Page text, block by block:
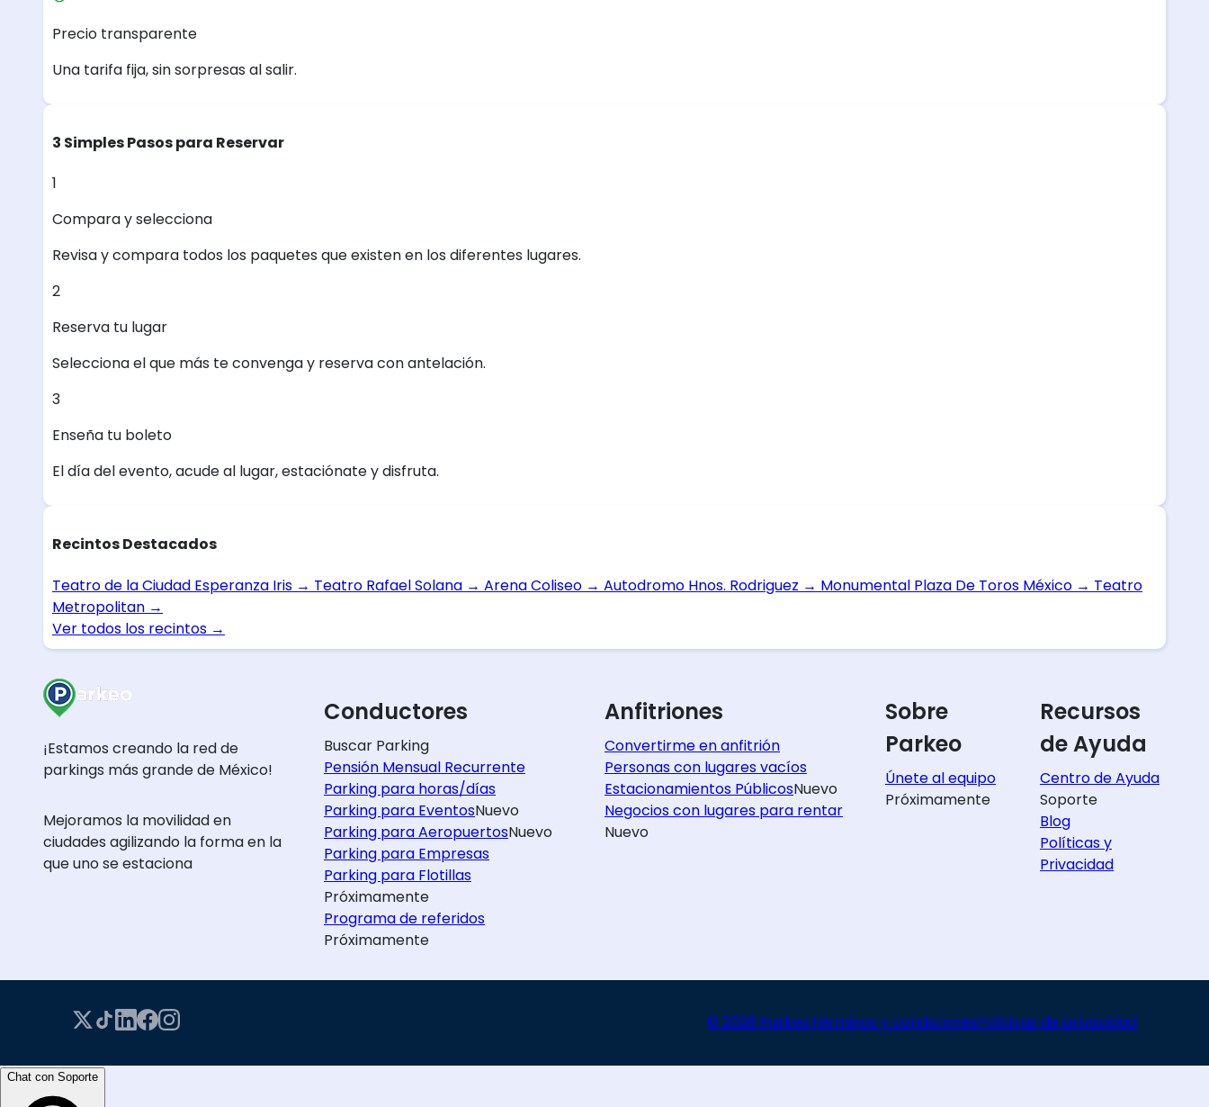
Precio transparente
Una tarifa fija, sin sorpresas al salir.
3 Simples Pasos para Reservar
1
Compara y selecciona
Revisa y compara todos los paquetes que existen en los diferentes lugares.
2
Reserva tu lugar
Selecciona el que más te convenga y reserva con antelación.
3
Enseña tu boleto
El día del evento, acude al lugar, estaciónate y disfruta.
Recintos Destacados
Teatro de la Ciudad Esperanza Iris → Teatro Rafael Solana → Arena Coliseo → Autodromo Hnos. Rodriguez → Monumental Plaza De Toros México → Teatro
Metropolitan →
Ver todos los recintos →
¡Estamos creando la red de
parkings más grande de México!
Mejoramos la movilidad en
ciudades agilizando la forma en la
que uno se estaciona
Conductores
Buscar Parking
Pensión Mensual Recurrente
Parking para horas/días
Parking para EventosNuevo
Parking para AeropuertosNuevo
Parking para Empresas
Parking para Flotillas
Próximamente
Programa de referidos
Próximamente
Anfitriones
Convertirme en anfitrión
Personas con lugares vacíos
Estacionamientos PúblicosNuevo
Negocios con lugares para rentar
Nuevo
Recursos
de Ayuda
Centro de Ayuda
Soporte
Blog
Políticas y
Privacidad
Sobre
Parkeo
Únete al equipo
Próximamente
© 2026 ParkeoTérminos y condicionesPolíticas de privacidad
Chat con Soporte